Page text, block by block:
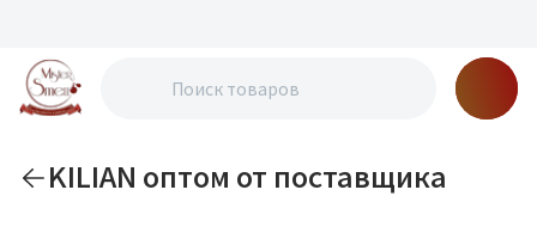
KILIAN оптом от поставщика